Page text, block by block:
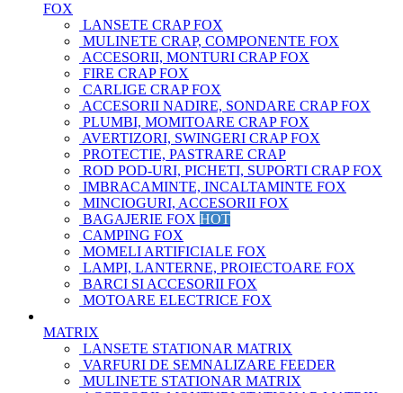
FOX
LANSETE CRAP FOX
MULINETE CRAP, COMPONENTE FOX
ACCESORII, MONTURI CRAP FOX
FIRE CRAP FOX
CARLIGE CRAP FOX
ACCESORII NADIRE, SONDARE CRAP FOX
PLUMBI, MOMITOARE CRAP FOX
AVERTIZORI, SWINGERI CRAP FOX
PROTECTIE, PASTRARE CRAP
ROD POD-URI, PICHETI, SUPORTI CRAP FOX
IMBRACAMINTE, INCALTAMINTE FOX
MINCIOGURI, ACCESORII FOX
BAGAJERIE FOX HOT
CAMPING FOX
MOMELI ARTIFICIALE FOX
LAMPI, LANTERNE, PROIECTOARE FOX
BARCI SI ACCESORII FOX
MOTOARE ELECTRICE FOX
MATRIX
LANSETE STATIONAR MATRIX
VARFURI DE SEMNALIZARE FEEDER
MULINETE STATIONAR MATRIX